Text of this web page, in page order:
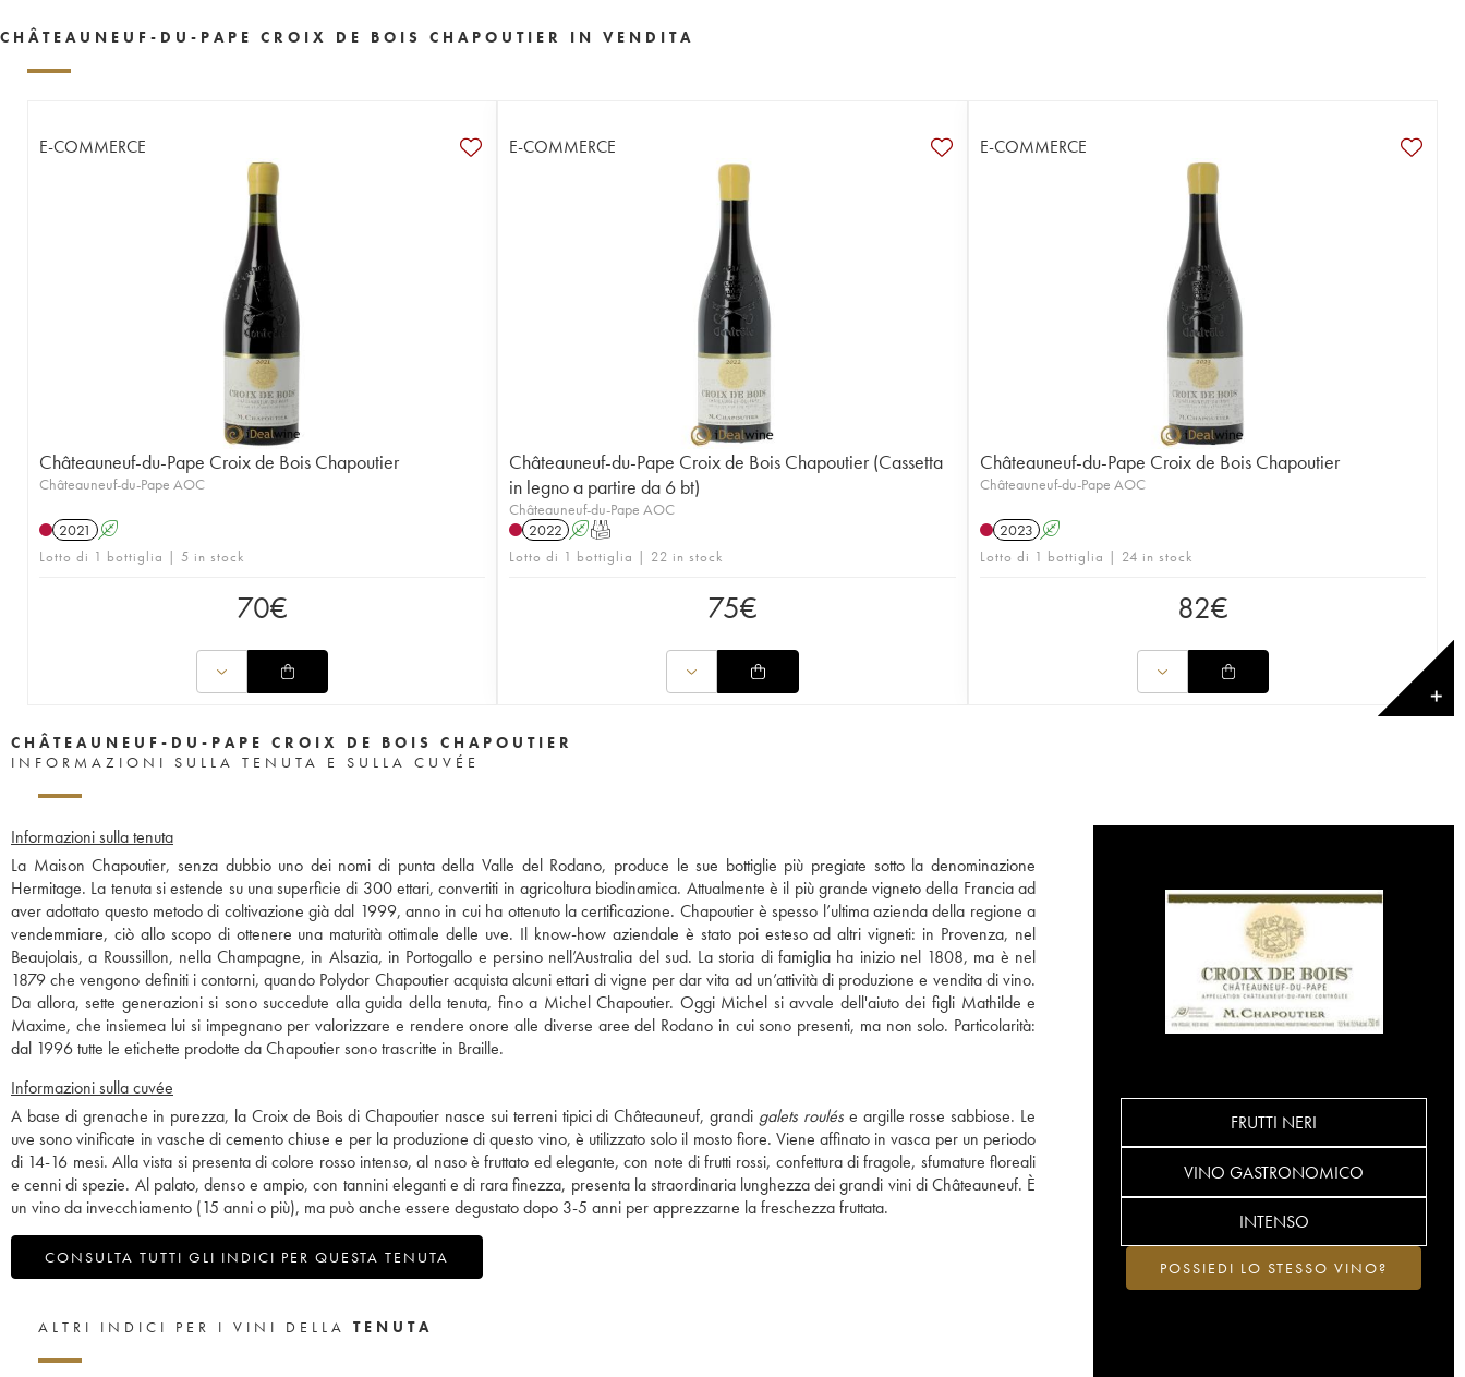
CHÂTEAUNEUF-DU-PAPE CROIX DE BOIS CHAPOUTIER IN VENDITA
E-COMMERCE
Châteauneuf-du-Pape Croix de Bois Chapoutier
Châteauneuf-du-Pape AOC
2021 A
Lotto di 1 bottiglia | 5 in stock
70€
E-COMMERCE
Châteauneuf-du-Pape Croix de Bois Chapoutier (Cassetta
in legno a partire da 6 bt)
Châteauneuf-du-Pape AOC
2022 AT
Lotto di 1 bottiglia | 22 in stock
75€
E-COMMERCE
Châteauneuf-du-Pape Croix de Bois Chapoutier
Châteauneuf-du-Pape AOC
2023 A
Lotto di 1 bottiglia | 24 in stock
82€
✕
CHÂTEAUNEUF-DU-PAPE CROIX DE BOIS CHAPOUTIER
INFORMAZIONI SULLA TENUTA E SULLA CUVÉE
Informazioni sulla tenuta
La Maison Chapoutier, senza dubbio uno dei nomi di punta della Valle del Rodano, produce le sue bottiglie più pregiate sotto la denominazione
Hermitage. La tenuta si estende su una superficie di 300 ettari, convertiti in agricoltura biodinamica. Attualmente è il più grande vigneto della Francia ad
aver adottato questo metodo di coltivazione già dal 1999, anno in cui ha ottenuto la certificazione. Chapoutier è spesso l’ultima azienda della regione a
vendemmiare, ciò allo scopo di ottenere una maturità ottimale delle uve. Il know-how aziendale è stato poi esteso ad altri vigneti: in Provenza, nel
Beaujolais, a Roussillon, nella Champagne, in Alsazia, in Portogallo e persino nell’Australia del sud. La storia di famiglia ha inizio nel 1808, ma è nel
1879 che vengono definiti i contorni, quando Polydor Chapoutier acquista alcuni ettari di vigne per dar vita ad un’attività di produzione e vendita di vino.
Da allora, sette generazioni si sono succedute alla guida della tenuta, fino a Michel Chapoutier. Oggi Michel si avvale dell'aiuto dei figli Mathilde e
Maxime, che insiemea lui si impegnano per valorizzare e rendere onore alle diverse aree del Rodano in cui sono presenti, ma non solo. Particolarità:
dal 1996 tutte le etichette prodotte da Chapoutier sono trascritte in Braille.
Informazioni sulla cuvée
A base di grenache in purezza, la Croix de Bois di Chapoutier nasce sui terreni tipici di Châteauneuf, grandi galets roulése argille rosse sabbiose. Le
uve sono vinificate in vasche di cemento chiuse e per la produzione di questo vino, è utilizzato solo il mosto fiore. Viene affinato in vasca per un periodo
di 14-16 mesi. Alla vista si presenta di colore rosso intenso, al naso è fruttato ed elegante, con note di frutti rossi, confettura di fragole, sfumature floreali
e cenni di spezie. Al palato, denso e ampio, con tannini eleganti e di rara finezza, presenta la straordinaria lunghezza dei grandi vini di Châteauneuf. È
un vino da invecchiamento (15 anni o più), ma può anche essere degustato dopo 3-5 anni per apprezzarne la freschezza fruttata.
CONSULTA TUTTI GLI INDICI PER QUESTA TENUTA
FRUTTI NERI
VINO GASTRONOMICO
INTENSO
POSSIEDI LO STESSO VINO?
ALTRI INDICI PER I VINI DELLA TENUTA